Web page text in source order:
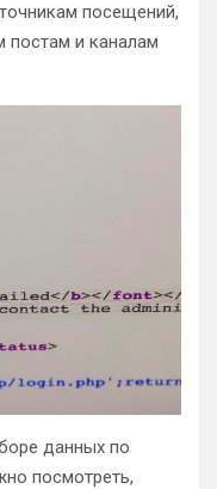
посещений,
постам и каналам
данных по
посмотреть,